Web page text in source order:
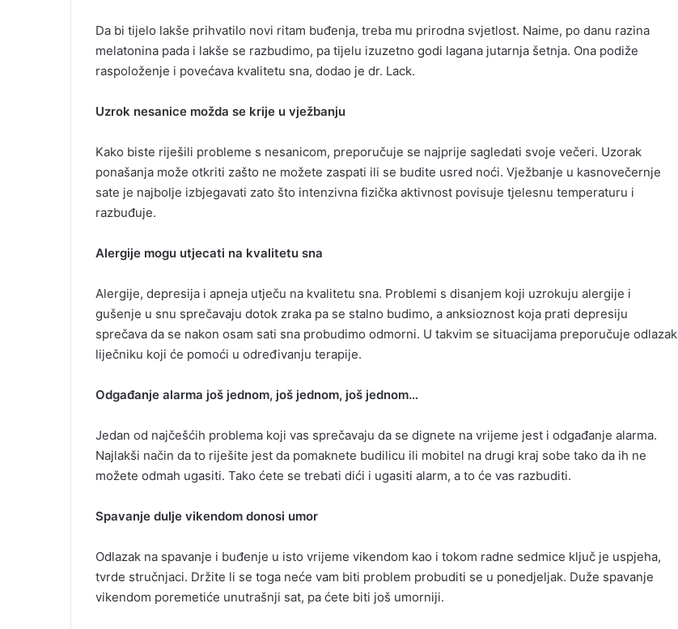
Da bi tijelo lakše prihvatilo novi ritam buđenja, treba mu prirodna svjetlost. Naime, po danu razina
melatonina pada i lakše se razbudimo, pa tijelu izuzetno godi lagana jutarnja šetnja. Ona podiže
raspoloženje i povećava kvalitetu sna, dodao je dr. Lack.
Uzrok nesanice možda se krije u vježbanju
Kako biste riješili probleme s nesanicom, preporučuje se najprije sagledati svoje večeri. Uzorak
ponašanja može otkriti zašto ne možete zaspati ili se budite usred noći. Vježbanje u kasnovečernje
sate je najbolje izbjegavati zato što intenzivna fizička aktivnost povisuje tjelesnu temperaturu i
razbuđuje.
Alergije mogu utjecati na kvalitetu sna
Alergije, depresija i apneja utječu na kvalitetu sna. Problemi s disanjem koji uzrokuju alergije i
gušenje u snu sprečavaju dotok zraka pa se stalno budimo, a anksioznost koja prati depresiju
sprečava da se nakon osam sati sna probudimo odmorni. U takvim se situacijama preporučuje odlazak
liječniku koji će pomoći u određivanju terapije.
Odgađanje alarma još jednom, još jednom, još jednom…
Jedan od najčešćih problema koji vas sprečavaju da se dignete na vrijeme jest i odgađanje alarma.
Najlakši način da to riješite jest da pomaknete budilicu ili mobitel na drugi kraj sobe tako da ih ne
možete odmah ugasiti. Tako ćete se trebati dići i ugasiti alarm, a to će vas razbuditi.
Spavanje dulje vikendom donosi umor
Odlazak na spavanje i buđenje u isto vrijeme vikendom kao i tokom radne sedmice ključ je uspjeha,
tvrde stručnjaci. Držite li se toga neće vam biti problem probuditi se u ponedjeljak. Duže spavanje
vikendom poremetiće unutrašnji sat, pa ćete biti još umorniji.